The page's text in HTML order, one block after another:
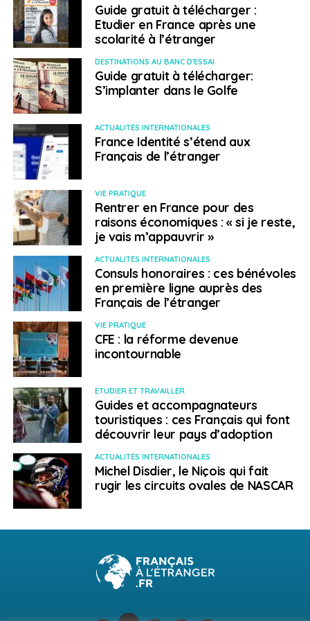
CCIFV, nous sommes très complémentaires et avons
signé un accord qui doit nous permettre de structurer
cette relation. L’idée est d’améliorer ensemble la
compréhension des enjeux tech : qu’ils se servent de
leurs ressources pour communiquer sur les
événements liés à ces enjeux et que, de notre côté, et
nous mobilisions au mieux nos capacités », poursuit
Gwen Cheylan.
Et si, pour l’heure, laFrench Techfournit surtout de
l’information sur les enjeux tech, « le but est aussi
d’évaluer ce que les entreprises attendent de nous
pour leur apporter à terme un accompagnement
adapté, précise Elsa Roméo. Nous essayons donc de
voir ce qui fonctionne le mieux : quels types
d’événements, quels profils d’intervenants, etc. »
L’entrepreneuse vante par ailleurs la nouvelle approche
« horizontale et inclusive » de la French Tech Vietnam
qui permet à la structure de mieux représenter les
start-up, « souvent plus en retrait par rapport à
d’autres entreprises déjà bien interconnectées
mondialement. C’est un changement de paradigme
fort ». conclut-elle.
SUJETS ASSOCIÉS: FEATURED
FRENCH TECH
NOUVELLE TECHNOLOGIE
VIETNAM
L’Abibac, un diplôme pour s’ouvrir à la culture
allemande
NE RATEZ PAS
Sécurité dans le monde : gros plan sur les zones
de vigilance du 30 août au 4 septembre
Laetitia Dive
Guide gratuit à télécharger :
Etudier en France après une
scolarité à l’étranger
DESTINATIONS AU BANC D'ESSAI
Guide gratuit à télécharger:
S’implanter dans le Golfe
ACTUALITÉS INTERNATIONALES
France Identité s’étend aux
Français de l’étranger
VIE PRATIQUE
Rentrer en France pour des
raisons économiques : « si je reste,
je vais m’appauvrir »
ACTUALITÉS INTERNATIONALES
Consuls honoraires : ces bénévoles
en première ligne auprès des
Français de l’étranger
VIE PRATIQUE
CFE : la réforme devenue
incontournable
ETUDIER ET TRAVAILLER
Guides et accompagnateurs
touristiques : ces Français qui font
découvrir leur pays d’adoption
ACTUALITÉS INTERNATIONALES
Michel Disdier, le Niçois qui fait
rugir les circuits ovales de NASCAR